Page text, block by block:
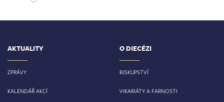
AKTUALITY
ZPRÁVY
KALENDÁŘ AKCÍ
O DIECÉZI
BISKUPSTVÍ
VIKARIÁTY A FARNOSTI